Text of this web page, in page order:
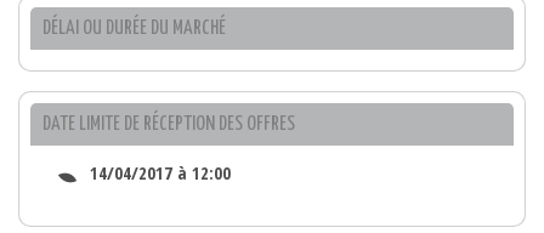
DÉLAI OU DURÉE DU MARCHÉ
DATE LIMITE DE RÉCEPTION DES OFFRES
14/04/2017 à 12:00